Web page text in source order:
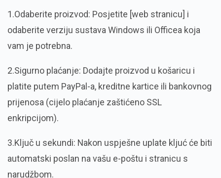
1.Odaberite proizvod: Posjetite [web stranicu] i
odaberite verziju sustava Windows ili Officea koja
vam je potrebna.
2.Sigurno plaćanje: Dodajte proizvod u košaricu i
platite putem PayPal-a, kreditne kartice ili bankovnog
prijenosa (cijelo plaćanje zaštićeno SSL
enkripcijom).
3.Ključ u sekundi: Nakon uspješne uplate kljuć će biti
automatski poslan na vašu e-poštu i stranicu s
narudžbom.